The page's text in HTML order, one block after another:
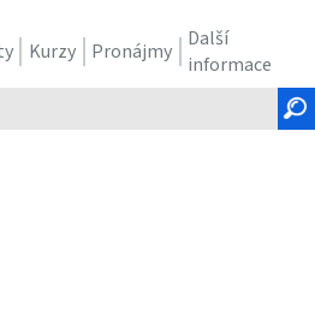
Kurzy Pronájmy
Další
informace